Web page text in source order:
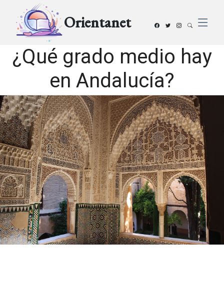
Orientanet
¿Qué grado medio hay
en Andalucía?